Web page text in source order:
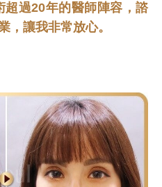
超過20年的醫師陣容，諮
，讓我非常放心。